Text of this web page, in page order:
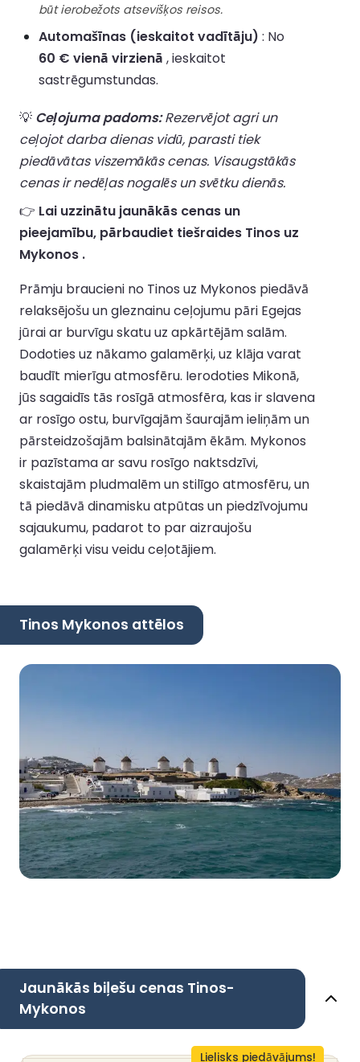
būt ierobežots atsevišķos reisos.
Automašīnas (ieskaitot vadītāju) : No
60 € vienā virzienā , ieskaitot
sastrēgumstundas.
💡 Ceļojuma padoms:Rezervējot agri un
ceļojot darba dienas vidū, parasti tiek
piedāvātas viszemākās cenas. Visaugstākās
cenas ir nedēļas nogalēs un svētku dienās.
👉 Lai uzzinātu jaunākās cenas un
pieejamību, pārbaudiet tiešraides Tinos uz
Mykonos .
Prāmju braucieni no Tinos uz Mykonos piedāvā
relaksējošu un gleznainu ceļojumu pāri Egejas
jūrai ar burvīgu skatu uz apkārtējām salām.
Dodoties uz nākamo galamērķi, uz klāja varat
baudīt mierīgu atmosfēru. Ierodoties Mikonā,
jūs sagaidīs tās rosīgā atmosfēra, kas ir slavena
ar rosīgo ostu, burvīgajām šaurajām ieliņām un
pārsteidzošajām balsinātajām ēkām. Mykonos
ir pazīstama ar savu rosīgo naktsdzīvi,
skaistajām pludmalēm un stilīgo atmosfēru, un
tā piedāvā dinamisku atpūtas un piedzīvojumu
sajaukumu, padarot to par aizraujošu
galamērķi visu veidu ceļotājiem.
Tinos Mykonos attēlos
Jaunākās biļešu cenas Tinos-
Mykonos
Lielisks piedāvājums!